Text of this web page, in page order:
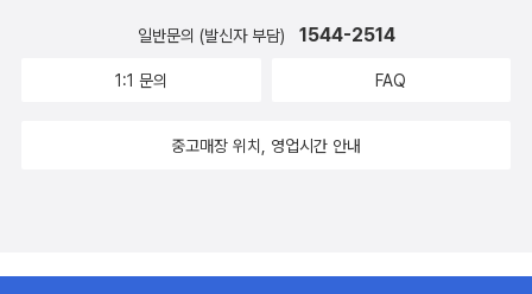
일반문의 (발신자 부담) 1544-2514
1:1 문의 FAQ
중고매장 위치, 영업시간 안내